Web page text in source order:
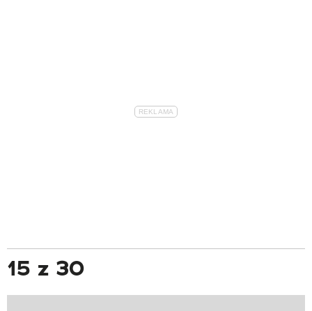
15 z 30